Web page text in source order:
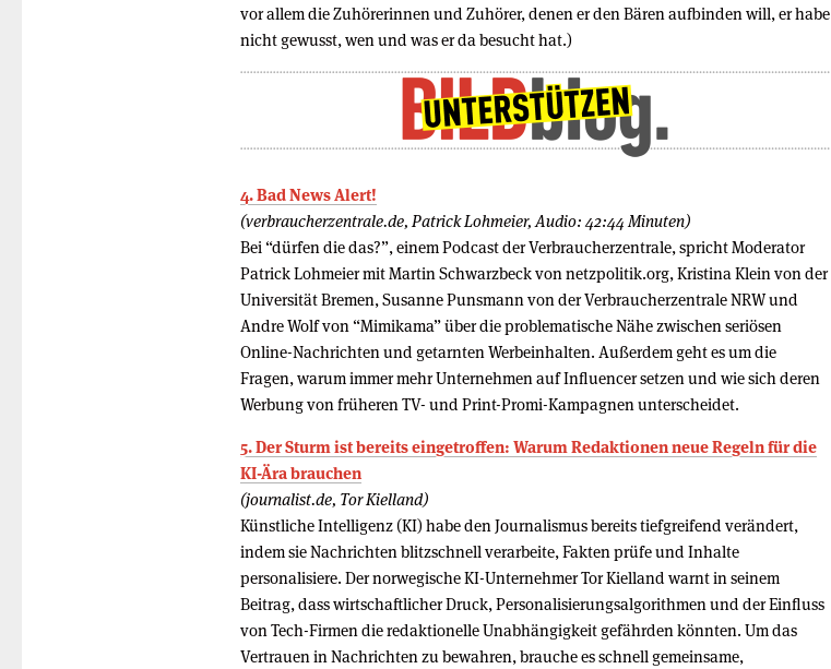
vor allem die Zuhörerinnen und Zuhörer, denen er den Bären aufbinden will, er habe
nicht gewusst, wen und was er da besucht hat.)
4. Bad News Alert!
(verbraucherzentrale.de, Patrick Lohmeier, Audio: 42:44 Minuten)
Bei “dürfen die das?”, einem Podcast der Verbraucherzentrale, spricht Moderator
Patrick Lohmeier mit Martin Schwarzbeck von netzpolitik.org, Kristina Klein von der
Universität Bremen, Susanne Punsmann von der Verbraucherzentrale NRW und
Andre Wolf von “Mimikama” über die problematische Nähe zwischen seriösen
Online-Nachrichten und getarnten Werbeinhalten. Außerdem geht es um die
Fragen, warum immer mehr Unternehmen auf Influencer setzen und wie sich deren
Werbung von früheren TV- und Print-Promi-Kampagnen unterscheidet.
5. Der Sturm ist bereits eingetroffen: Warum Redaktionen neue Regeln für die
KI-Ära brauchen
(journalist.de, Tor Kielland)
Künstliche Intelligenz (KI) habe den Journalismus bereits tiefgreifend verändert,
indem sie Nachrichten blitzschnell verarbeite, Fakten prüfe und Inhalte
personalisiere. Der norwegische KI-Unternehmer Tor Kielland warnt in seinem
Beitrag, dass wirtschaftlicher Druck, Personalisierungsalgorithmen und der Einfluss
von Tech-Firmen die redaktionelle Unabhängigkeit gefährden könnten. Um das
Vertrauen in Nachrichten zu bewahren, brauche es schnell gemeinsame,